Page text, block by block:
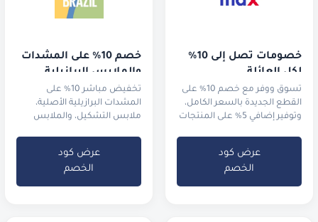
خصومات تصل إلى 10%
لكل العائلة
تسوق ووفر مع خصم 10% على
القطع الجديدة بالسعر الكامل،
وتوفير إضافي 5% على المنتجات
عرض كود
الخصم
خصم 10% على المشدات
والملابس البرازيلية
تخفيض مباشر 10% على
المشدات البرازيلية الأصلية،
ملابس التشكيل، والملابس
عرض كود
الخصم